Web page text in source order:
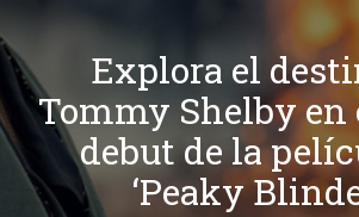
Explora el
Tommy Shelby
debut de la
‘Peaky